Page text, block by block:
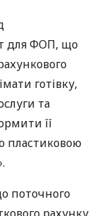
для ФОП, що
готівку,
та
її
пластиковою
поточного